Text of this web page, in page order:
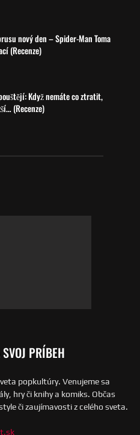
nový den – Spider-Man Toma
(Recenze)
Když nemáte co ztratit,
(Recenze)
PRÍBEH
popkultúry. Venujeme sa
hry či knihy a komiks. Občas
či zaujímavosti z celého sveta.